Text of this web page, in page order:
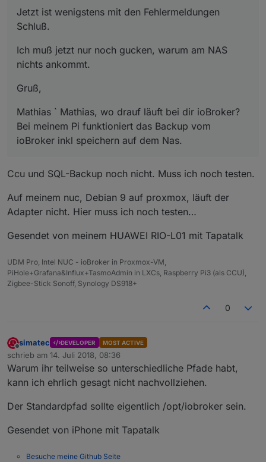
Jetzt ist wenigstens mit den Fehlermeldungen
Schluß.
Ich muß jetzt nur noch gucken, warum am NAS
nichts ankommt.
Gruß,
Mathias ` Mathias, wo drauf läuft bei dir ioBroker?
Bei meinem Pi funktioniert das Backup vom
ioBroker inkl speichern auf dem Nas.
Ccu und SQL-Backup noch nicht. Muss ich noch testen.
Auf meinem nuc, Debian 9 auf proxmox, läuft der
Adapter nicht. Hier muss ich noch testen…
Gesendet von meinem HUAWEI RIO-L01 mit Tapatalk
UDM Pro, Intel NUC - ioBroker in Proxmox-VM,
PiHole+Grafana&Influx+TasmoAdmin in LXCs, Raspberry Pi3 (als CCU),
Zigbee-Stick Sonoff, Synology DS918+
0
Offline
simatec DEVELOPER MOST ACTIVE
schrieb am 14. Juli 2018, 08:36
zuletzt editiert von
Warum ihr teilweise so unterschiedliche Pfade habt,
kann ich ehrlich gesagt nicht nachvollziehen.
Der Standardpfad sollte eigentlich /opt/iobroker sein.
Gesendet von iPhone mit Tapatalk
Besuche meine Github Seite